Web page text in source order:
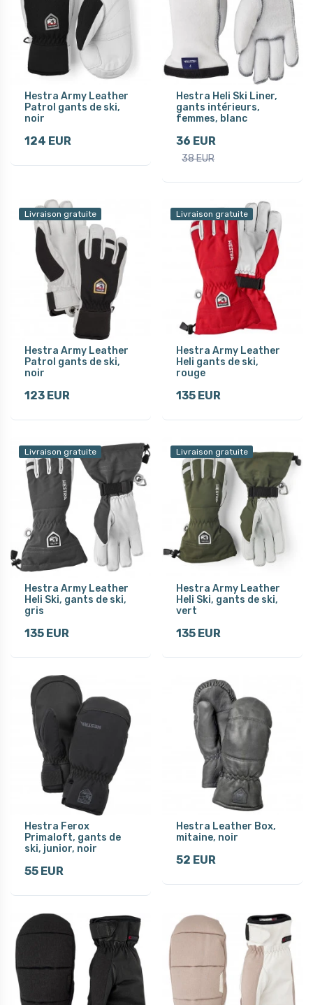
Hestra Army Leather
Patrol gants de ski,
noir
124 EUR
Hestra Heli Ski Liner,
gants intérieurs,
femmes, blanc
36 EUR
38 EUR
Livraison gratuite
Hestra Army Leather
Patrol gants de ski,
noir
123 EUR
Livraison gratuite
Hestra Army Leather
Heli gants de ski,
rouge
135 EUR
Livraison gratuite
Hestra Army Leather
Heli Ski, gants de ski,
gris
135 EUR
Livraison gratuite
Hestra Army Leather
Heli Ski, gants de ski,
vert
135 EUR
Hestra Ferox
Primaloft, gants de
ski, junior, noir
55 EUR
Hestra Leather Box,
mitaine, noir
52 EUR